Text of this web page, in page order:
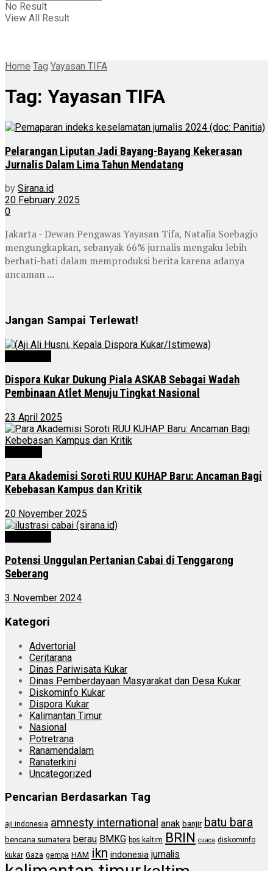
No Result
View All Result
Home Tag Yayasan TIFA
Tag: Yayasan TIFA
Pelarangan Liputan Jadi Bayang-Bayang Kekerasan
Jurnalis Dalam Lima Tahun Mendatang
by Sirana.id
20 February 2025
0
Jakarta - Dewan Pengawas Yayasan Tifa, Natalia Soebagjo
mengungkapkan, sebanyak 66% jurnalis mengaku lebih
berhati-hati dalam memproduksi berita karena adanya
ancaman ...
Jangan Sampai Terlewat!
Dispora Kukar Dukung Piala ASKAB Sebagai Wadah
Pembinaan Atlet Menuju Tingkat Nasional
23 April 2025
Para Akademisi Soroti RUU KUHAP Baru: Ancaman Bagi
Kebebasan Kampus dan Kritik
20 November 2025
Potensi Unggulan Pertanian Cabai di Tenggarong
Seberang
3 November 2024
Kategori
Advertorial
Ceritarana
Dinas Pariwisata Kukar
Dinas Pemberdayaan Masyarakat dan Desa Kukar
Diskominfo Kukar
Dispora Kukar
Kalimantan Timur
Nasional
Potretrana
Ranamendalam
Ranaterkini
Uncategorized
Pencarian Berdasarkan Tag
aji indonesia amnesty international anak banjir batu bara
bencana sumatera berau BMKG bps kaltim BRIN cuaca diskominfo
kukar Gaza gempa HAM ikn indonesia jurnalis